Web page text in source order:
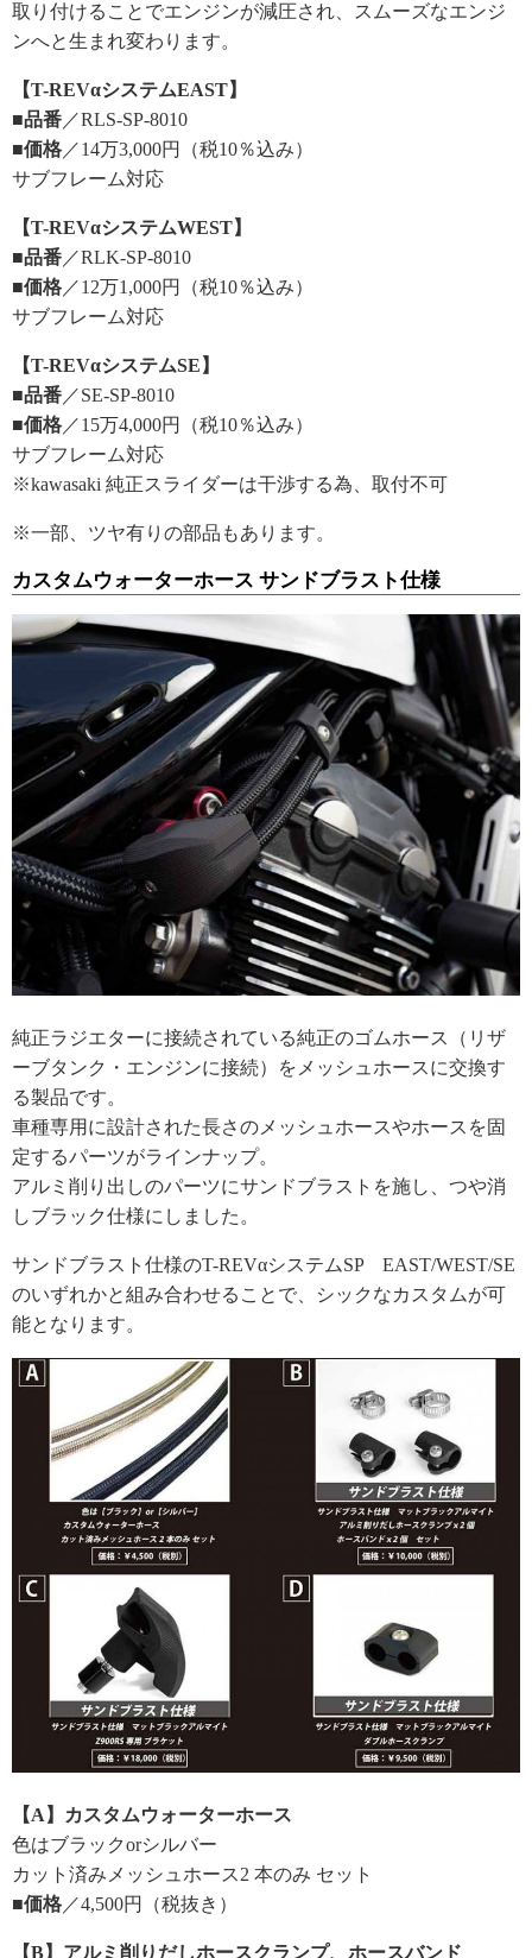
取り付けることでエンジンが減圧され、スムーズなエンジ
ンへと生まれ変わります。
【T-REVαシステムEAST】
■品番 ／RLS-SP-8010
■価格 ／14万3,000円（税10％込み）
サブフレーム対応
【T-REVαシステムWEST】
■品番 ／RLK-SP-8010
■価格 ／12万1,000円（税10％込み）
サブフレーム対応
【T-REVαシステムSE】
■品番 ／SE-SP-8010
■価格 ／15万4,000円（税10％込み）
サブフレーム対応
※kawasaki 純正スライダーは干渉する為、取付不可
※一部、ツヤ有りの部品もあります。
カスタムウォーターホース サンドブラスト仕様
純正ラジエターに接続されている純正のゴムホース（リザ
ーブタンク・エンジンに接続）をメッシュホースに交換す
る製品です。
車種専用に設計された長さのメッシュホースやホースを固
定するパーツがラインナップ。
アルミ削り出しのパーツにサンドブラストを施し、つや消
しブラック仕様にしました。
サンドブラスト仕様のT-REVαシステムSP EAST/WEST/SE
のいずれかと組み合わせることで、シックなカスタムが可
能となります。
【A】カスタムウォーターホース
色はブラックorシルバー
カット済みメッシュホース2 本のみ セット
■価格／4,500円（税抜き）
【B】アルミ削りだしホースクランプ、ホースバンド